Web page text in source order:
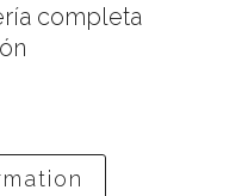
completa